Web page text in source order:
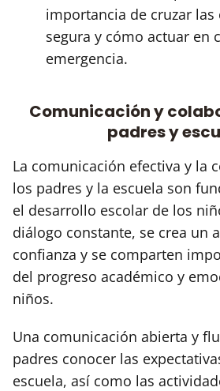
importancia de cruzar las
segura y cómo actuar en
emergencia.
Comunicación y
padres y
La comunicación efectiva y la
los padres y la escuela son
el desarrollo escolar de los
diálogo constante, se crea un
confianza y se comparten
del progreso académico y
niños.
Una comunicación abierta y
padres conocer las
escuela, así como las